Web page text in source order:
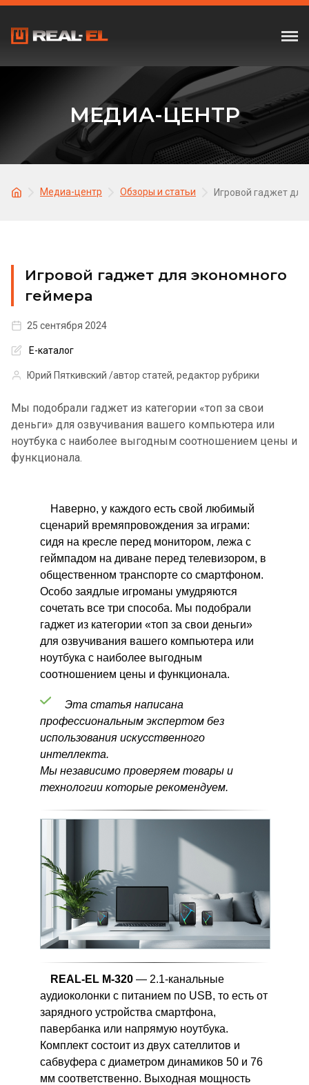
МЕДИА-ЦЕНТР
Медиа-центр Обзоры и статьи Игровой гаджет
Игровой гаджет для экономного
геймера
25 сентября 2024
Е-каталог
Юрий Пяткивский /автор статей, редактор рубрики
Мы подобрали гаджет из категории «топ за свои
деньги» для озвучивания вашего компьютера или
ноутбука с наиболее выгодным соотношением цены и
функционала.
Наверно, у каждого есть свой любимый
сценарий времяпровождения за играми:
сидя на кресле перед монитором, лежа с
геймпадом на диване перед телевизором, в
общественном транспорте со смартфоном.
Особо заядлые игроманы умудряются
сочетать все три способа. Мы подобрали
гаджет из категории «топ за свои деньги»
для озвучивания вашего компьютера или
ноутбука с наиболее выгодным
соотношением цены и функционала.
Эта статья написана
профессиональным экспертом без
использования искусственного
интеллекта.
Мы независимо проверяем товары и
технологии которые рекомендуем.
REAL-EL M-320— 2.1-канальные
аудиоколонки с питанием по USB, то есть от
зарядного устройства смартфона,
павербанка или напрямую ноутбука.
Комплект состоит из двух сателлитов и
сабвуфера с диаметром динамиков 50 и 76
мм соответственно. Выходная мощность